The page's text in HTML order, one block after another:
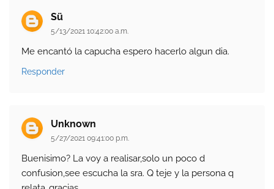
Sü
5/13/2021 10:42:00 a.m.
Me encantó la capucha espero hacerlo algun dia.
Responder
Unknown
5/27/2021 09:41:00 p.m.
Buenisimo? La voy a realisar,solo un poco d
confusion,see escucha la sra. Q teje y la persona q